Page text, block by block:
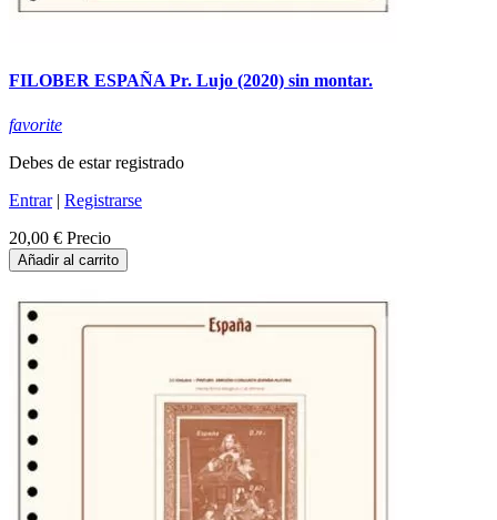
FILOBER ESPAÑA Pr. Lujo (2020) sin montar.
favorite
Debes de estar registrado
Entrar| Registrarse
20,00 € Precio
Añadir al carrito